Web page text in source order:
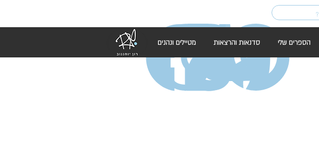
הספרים שלי סדנאות והרצאות מטיילים ונהנים